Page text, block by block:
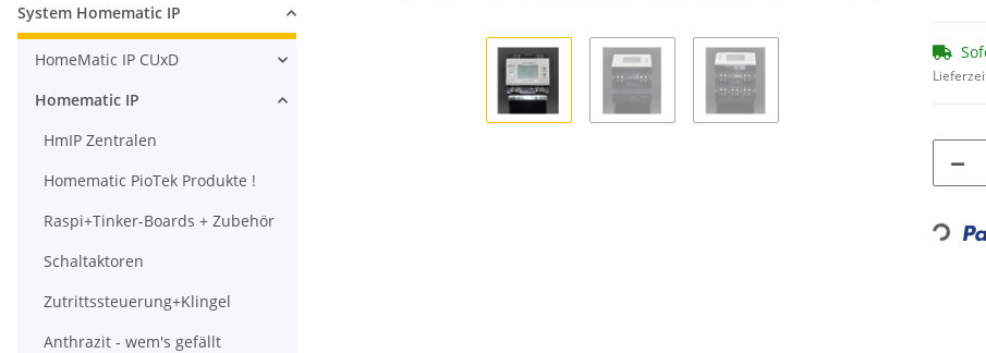
Loading...
System Homematic IP
HomeMatic IP CUxD
Homematic IP
HmIP Zentralen
Homematic PioTek Produkte !
Raspi+Tinker-Boards + Zubehör
Schaltaktoren
Zutrittssteuerung+Klingel
Anthrazit - wem's gefällt